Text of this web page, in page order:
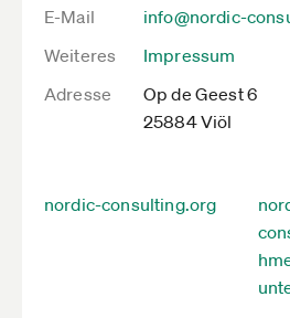
E-Mail
info@nordic-
Weiteres
Impressum
Adresse
Op de Geest 6
25884 Viöl
nordic-consulting.org